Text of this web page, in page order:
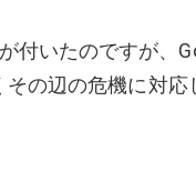
付いたのですが、
その辺の危機に対応